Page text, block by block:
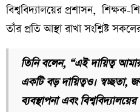
বিশ্ববিদ্যালয়ের প্রশাসন, শিক্ষক-
তাঁর প্রতি আস্থা রাখা সংশ্লিষ্ট
তিনি বলেন, “এই দায়িত্ব
একটি বড় দায়িত্বও। স্বচ্ছতা,
ব্যবস্থাপনা এবং